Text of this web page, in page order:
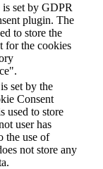
set by GDPR
plugin. The
to store the
for the cookies
set by the
Consent
used to store
user has
the use of
not store any